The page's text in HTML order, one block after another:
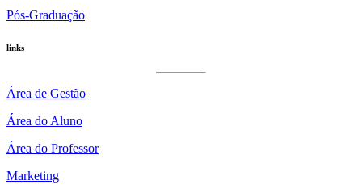
Pós-Graduação
links
Área de Gestão
Área do Aluno
Área do Professor
Marketing